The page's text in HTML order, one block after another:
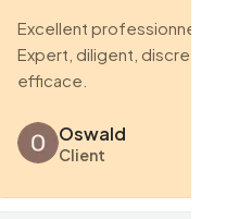
Excellent professionnel.
Expert, diligent, discret et
efficace.
Oswald
Client